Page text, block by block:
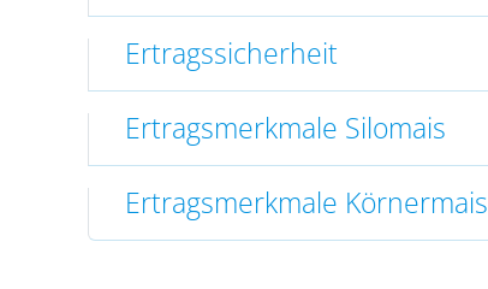
Ertragssicherheit
Ertragsmerkmale Silomais
Ertragsmerkmale Körnermais